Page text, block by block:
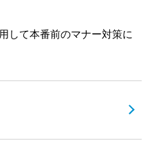
して本番前のマナー対策に